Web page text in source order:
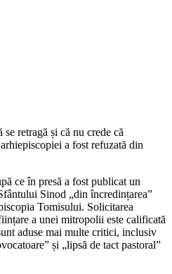
retragă și că nu crede că
a fost refuzată din
ce în presă a fost publicat un
Sinod „din încredințarea”
Tomisului. Solicitarea
a unei mitropolii este calificată
aduse mai multe critici, inclusiv
și „lipsă de tact pastoral”